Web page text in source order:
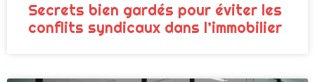
Secrets bien gardés pour éviter les
conflits syndicaux dans l’immobilier